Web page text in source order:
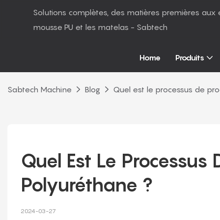
Solutions complètes, des matières premières
mousse PU et les matelas - Sabtech
Home Produits
Sabtech Machine Blog Quel est le processus de
Quel Est Le
Polyuréthane ?
2024-03-27